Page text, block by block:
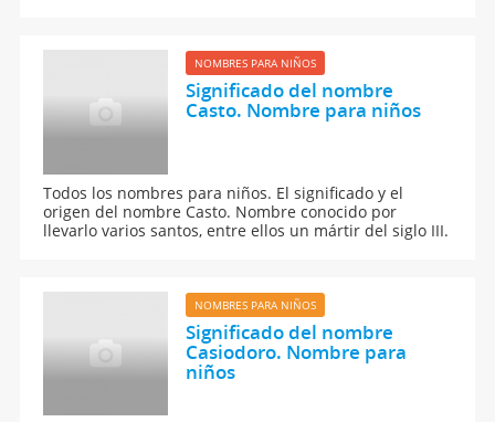
NOMBRES PARA NIÑOS
Significado del nombre
Casto. Nombre para niños
Todos los nombres para niños. El significado y el
origen del nombre Casto. Nombre conocido por
llevarlo varios santos, entre ellos un mártir del siglo III.
NOMBRES PARA NIÑOS
Significado del nombre
Casiodoro. Nombre para
niños